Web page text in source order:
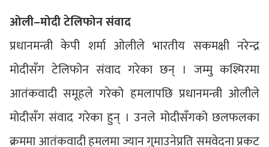
ओली–मोदी टेलिफोन संवाद
प्रधानमन्त्री केपी शर्मा ओलीले भारतीय सकमक्षी नरेन्द्र
मोदीसँग टेलिफोन संवाद गरेका छन् । जम्मु कश्मिरमा
आतंकवादी समूहले गरेको हमलापछि प्रधानमन्त्री ओलीले
मोदीसँग संवाद गरेका हुन् । उनले मोदीसँगको छलफलका
क्रममा आतंकवादी हमलमा ज्यान गुमाउनेप्रति समवेदना प्रकट